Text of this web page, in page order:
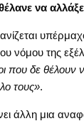
να
νόμου της
που δε θέλουν
τους».
άλλη μια